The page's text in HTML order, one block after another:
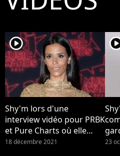
player2
Shy'm lors d'une
interview vidéo pour PRBK
et Pure Charts où elle
nous parlait de sa
18 décembre 2021 23